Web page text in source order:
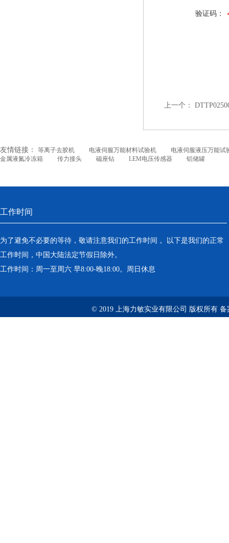
验证码：
上一个：
友情链接： 等离子去胶机 电液伺服万能材料试验机
电液伺服液压万能试
金属液氮冷冻箱
传力接头 磁座钻 LEM电压传感器 铝储罐
工作时间
为了避免不必要的等待，敬请注意我们的工作时间 。以下是我们的正常
工作时间，中国大陆法定节假日除外。
工作时间：周一至周六 早8:00-晚18:00。周日休息
© 2019 上海力敏实业有限公司 版权所有 备